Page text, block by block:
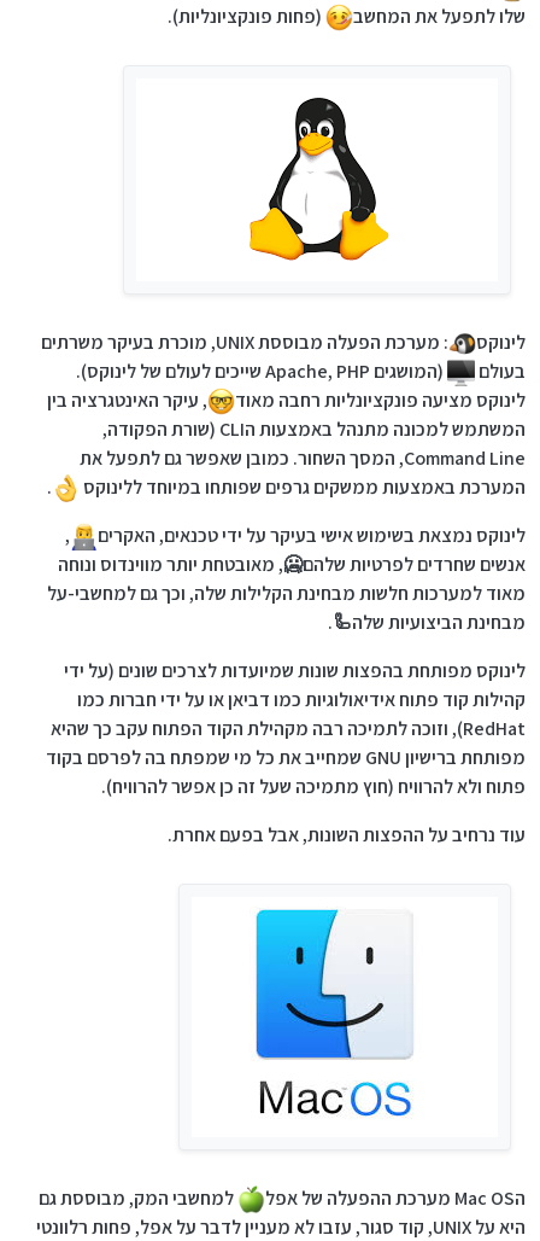
שלו לתפעל את המחשב (פחות פונקציונליות).
לינוקס
: מערכת הפעלה מבוססת UNIX, מוכרת בעיקר משרתים
בעולם
️ (המושגים Apache, PHP שייכים לעולם של לינוקס).
לינוקס מציעה פונקציונליות רחבה מאוד
, עיקר האינטגרציה בין
המשתמש למכונה מתנהל באמצעות הCLI (שורת הפקודה,
Command Line, המסך השחור. כמובן שאפשר גם לתפעל את
המערכת באמצעות ממשקים גרפים שפותחו במיוחד ללינוקס
.
לינוקס נמצאת בשימוש אישי בעיקר על ידי טכנאים, האקרים
,
אנשים שחרדים לפרטיות שלהם🥶, מאובטחת יותר מווינדוס ונוחה
מאוד למערכות חלשות מבחינת הקלילות שלה, וכך גם למחשבי-על
מבחינת הביצועיות שלה🦾.
לינוקס מפותחת בהפצות שונות שמיועדות לצרכים שונים (על ידי
קהילות קוד פתוח אידיאולוגיות כמו דביאן או על ידי חברות כמו
RedHat), וזוכה לתמיכה רבה מקהילת הקוד הפתוח עקב כך שהיא
מפותחת ברישיון GNU שמחייב את כל מי שמפתח בה לפרסם בקוד
פתוח ולא להרוויח (חוץ מתמיכה שעל זה כן אפשר להרוויח).
עוד נרחיב על ההפצות השונות, אבל בפעם אחרת.
הMac OS מערכת ההפעלה של אפל
למחשבי המק, מבוססת גם
היא על UNIX, קוד סגור, עזבו לא מעניין לדבר על אפל, פחות רלוונטי